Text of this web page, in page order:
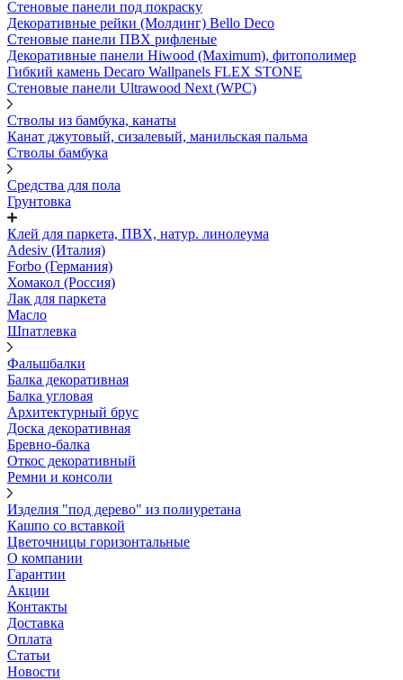
Стеновые панели под покраску
Декоративные рейки (Молдинг) Bello Deco
Стеновые панели ПВХ рифленыe
Декоративные панели Hiwood (Maximum), фитополимер
Гибкий камень Decaro Wallpanels FLEX STONE
Стеновые панели Ultrawood Next (WPC)
Стволы из бамбука, канаты
Канат джутовый, сизалевый, манильская пальма
Стволы бамбука
Средства для пола
Грунтовка
Клей для паркета, ПВХ, натур. линолеума
Adesiv (Италия)
Forbo (Германия)
Хомакол (Россия)
Лак для паркета
Масло
Шпатлевка
Фальшбалки
Балка декоративная
Балка угловая
Архитектурный брус
Доска декоративная
Бревно-балка
Откос декоративный
Ремни и консоли
Изделия "под дерево" из полиуретана
Кашпо со вставкой
Цветочницы горизонтальные
О компании
Гарантии
Акции
Контакты
Доставка
Оплата
Статьи
Новости